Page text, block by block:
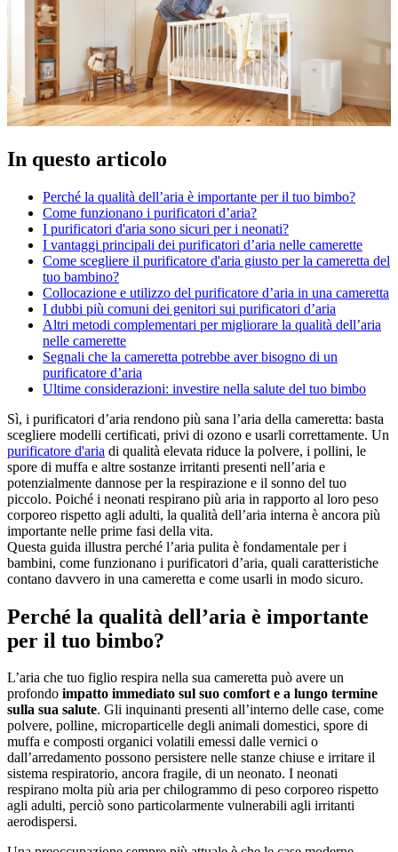
In questo articolo
Perché la qualità dell’aria è importante per il tuo bimbo?
Come funzionano i purificatori d’aria?
I purificatori d'aria sono sicuri per i neonati?
I vantaggi principali dei purificatori d’aria nelle camerette
Come scegliere il purificatore d'aria giusto per la cameretta del
tuo bambino?
Collocazione e utilizzo del purificatore d’aria in una cameretta
I dubbi più comuni dei genitori sui purificatori d’aria
Altri metodi complementari per migliorare la qualità dell’aria
nelle camerette
Segnali che la cameretta potrebbe aver bisogno di un
purificatore d’aria
Ultime considerazioni: investire nella salute del tuo bimbo
Sì, i purificatori d’aria rendono più sana l’aria della cameretta: basta
scegliere modelli certificati, privi di ozono e usarli correttamente. Un
purificatore d'aria di qualità elevata riduce la polvere, i pollini, le
spore di muffa e altre sostanze irritanti presenti nell’aria e
potenzialmente dannose per la respirazione e il sonno del tuo
piccolo. Poiché i neonati respirano più aria in rapporto al loro peso
corporeo rispetto agli adulti, la qualità dell’aria interna è ancora più
importante nelle prime fasi della vita.
Questa guida illustra perché l’aria pulita è fondamentale per i
bambini, come funzionano i purificatori d’aria, quali caratteristiche
contano davvero in una cameretta e come usarli in modo sicuro.
Perché la qualità dell’aria è importante
per il tuo bimbo?
L’aria che tuo figlio respira nella sua cameretta può avere un
profondo impatto immediato sul suo comfort e a lungo termine
sulla sua salute. Gli inquinanti presenti all’interno delle case, come
polvere, polline, microparticelle degli animali domestici, spore di
muffa e composti organici volatili emessi dalle vernici o
dall’arredamento possono persistere nelle stanze chiuse e irritare il
sistema respiratorio, ancora fragile, di un neonato. I neonati
respirano molta più aria per chilogrammo di peso corporeo rispetto
agli adulti, perciò sono particolarmente vulnerabili agli irritanti
aerodispersi.